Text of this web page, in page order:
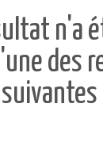
n'a
des
suivantes